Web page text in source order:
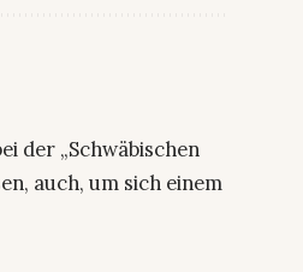
der „Schwäbischen
auch, um sich einem